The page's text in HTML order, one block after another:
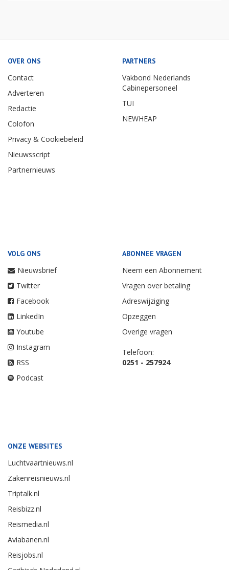
OVER ONS
Contact
Adverteren
Redactie
Colofon
Privacy & Cookiebeleid
Nieuwsscript
Partnernieuws
PARTNERS
Vakbond Nederlands
Cabinepersoneel
TUI
NEWHEAP
VOLG ONS
Nieuwsbrief
Twitter
Facebook
LinkedIn
Youtube
Instagram
RSS
Podcast
ABONNEE VRAGEN
Neem een Abonnement
Vragen over betaling
Adreswijziging
Opzeggen
Overige vragen
Telefoon:
0251 - 257924
ONZE WEBSITES
Luchtvaartnieuws.nl
Zakenreisnieuws.nl
Triptalk.nl
Reisbizz.nl
Reismedia.nl
Aviabanen.nl
Reisjobs.nl